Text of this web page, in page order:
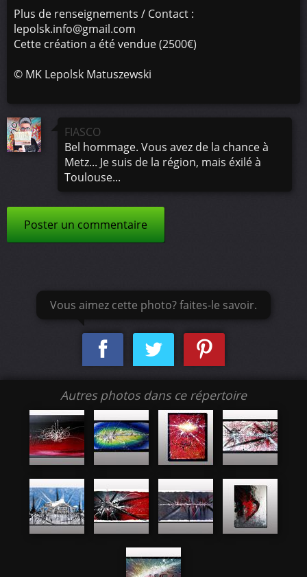
Plus de renseignements / Contact :
lepolsk.info@gmail.com
Cette création a été vendue (2500€)
© MK Lepolsk Matuszewski
FIASCO
Bel hommage. Vous avez de la chance à
Metz... Je suis de la région, mais éxilé à
Toulouse...
Poster un commentaire
Vous aimez cette photo? faites-le savoir.
Autres photos dans ce répertoire